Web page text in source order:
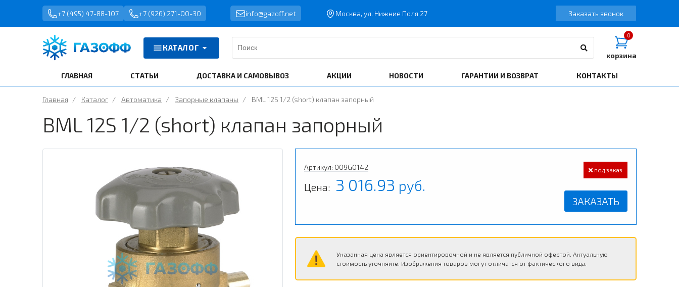
+7 (495) 47-88-107 +7 (926) 271-00-30 info@gazoff.net Москва, ул. Нижние Поля 27 Заказать звонок
КАТАЛОГ
0
корзина
ГЛАВНАЯ СТАТЬИ ДОСТАВКА И САМОВЫВОЗ АКЦИИ НОВОСТИ ГАРАНТИИ И ВОЗВРАТ КОНТАКТЫ
Главная / Каталог / Автоматика / Запорные клапаны / BML 12S 1/2 (short) клапан запорный
BML 12S 1/2 (short) клапан запорный
Артикул: 009G0142
Цена: 3 016.93 руб.
под заказ
ЗАКАЗАТЬ
Указанная цена является ориентировочной и не является публичной офертой. Актуальную
стоимость уточняйте. Изображения товаров могут отличатся от фактического вида.